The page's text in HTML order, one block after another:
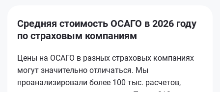
Средняя стоимость ОСАГО в 2026 году
по страховым компаниям
Цены на ОСАГО в разных страховых компаниях
могут значительно отличаться. Мы
проанализировали более 100 тыс. расчетов,